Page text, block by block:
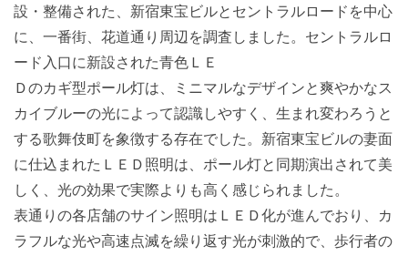
設・整備された、新宿東宝ビルとセントラルロードを中心
に、一番街、花道通り周辺を調査しました。セントラルロ
ード入口に新設された青色ＬＥ
Ｄのカギ型ポール灯は、ミニマルなデザインと爽やかなス
カイブルーの光によって認識しやすく、生まれ変わろうと
する歌舞伎町を象徴する存在でした。新宿東宝ビルの妻面
に仕込まれたＬＥＤ照明は、ポール灯と同期演出されて美
しく、光の効果で実際よりも高く感じられました。
表通りの各店舗のサイン照明はＬＥＤ化が進んでおり、カ
ラフルな光や高速点滅を繰り返す光が刺激的で、歩行者の